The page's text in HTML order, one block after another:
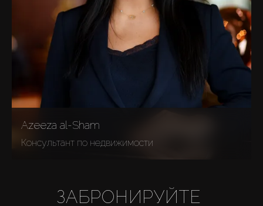
About Us
Azeeza al-Sham
Консультант по недвижимости
ЗАБРОНИРУЙТЕ